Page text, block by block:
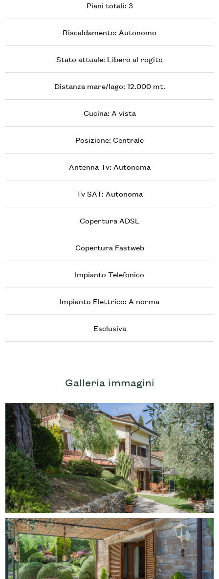
Piani totali: 3
Riscaldamento: Autonomo
Stato attuale: Libero al rogito
Distanza mare/lago: 12.000 mt.
Cucina: A vista
Posizione: Centrale
Antenna Tv: Autonoma
Tv SAT: Autonoma
Copertura ADSL
Copertura Fastweb
Impianto Telefonico
Impianto Elettrico: A norma
Esclusiva
Galleria immagini